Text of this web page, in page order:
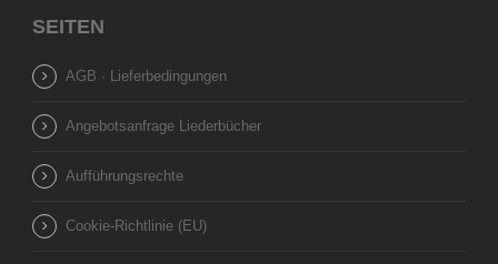
SEITEN
AGB · Lieferbedingungen
Angebotsanfrage Liederbücher
Aufführungsrechte
Cookie-Richtlinie (EU)